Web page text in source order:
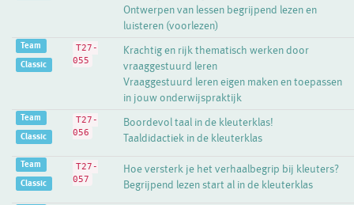
Ontwerpen van lessen begrijpend lezen en
luisteren (voorlezen)
Team
Classic
T27-
055
Krachtig en rijk thematisch werken door
vraaggestuurd leren
Vraaggestuurd leren eigen maken en toepassen
in jouw onderwijspraktijk
Team
Classic
T27-
056
Boordevol taal in de kleuterklas!
Taaldidactiek in de kleuterklas
Team
Classic
T27-
057
Hoe versterk je het verhaalbegrip bij kleuters?
Begrijpend lezen start al in de kleuterklas